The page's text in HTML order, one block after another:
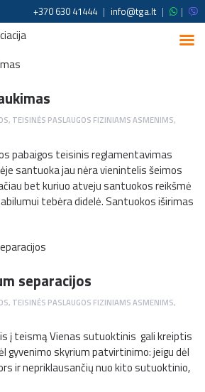
+370 630 41444 | info@tga.lt | |
, TEISINĖS PASLAUGOS FIZINIAMS ASMENIMS,
pabaigos teisinis reglamentavimas
santuoka jau nėra vienintelis šeimos
bet kuriuo atveju santuokos reikšmė
tebėra didelė. Santuokos iširimas
separacijos
, TEISINĖS PASLAUGOS FIZINIAMS ASMENIMS,
į teismą Vienas sutuoktinis gali kreiptis
gyvenimo skyrium patvirtinimo: jeigu dėl
ir nepriklausančių nuo kito sutuoktinio,